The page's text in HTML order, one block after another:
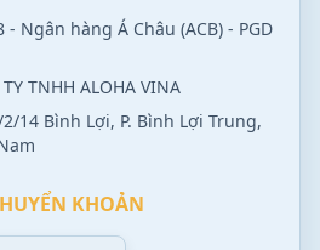
- Ngân hàng Á Châu (ACB) - PGD
TNHH ALOHA VINA
2/14 Bình Lợi, P. Bình Lợi Trung,
KHOẢN